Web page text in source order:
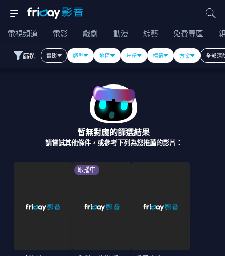
電視頻道 電影 戲劇 動漫 綜藝 免費專區
篩選 電影 類型 地區 年份 標籤 方案 全部清
暫無對應的篩選結果
請嘗試其他條件，或參考下列為您推薦的影片：
跟播中